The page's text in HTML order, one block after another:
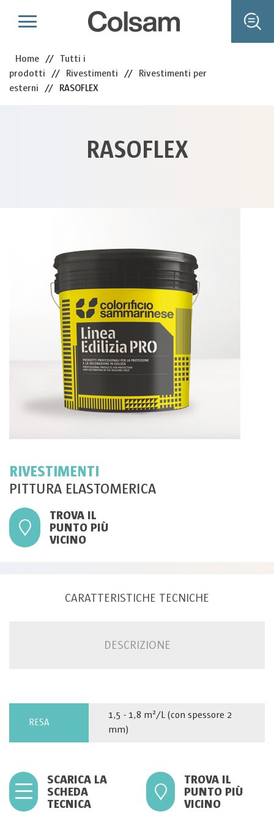
Home // Tutti i
prodotti // Rivestimenti // Rivestimenti per
esterni // RASOFLEX
RASOFLEX
RIVESTIMENTI
PITTURA ELASTOMERICA
TROVA IL
PUNTO PIÙ
VICINO
CARATTERISTICHE TECNICHE
DESCRIZIONE
RESA
1,5 - 1,8 m²/L (con spessore 2
mm)
SCARICA LA
SCHEDA
TECNICA
TROVA IL
PUNTO PIÙ
VICINO